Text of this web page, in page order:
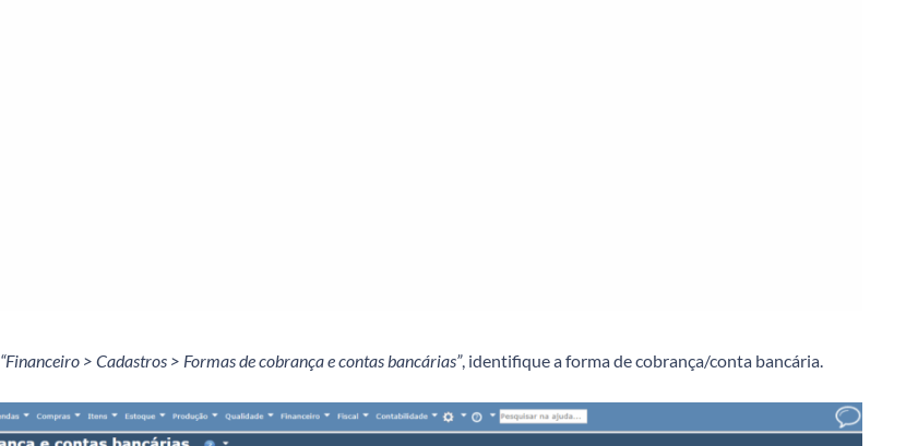
“Financeiro > Cadastros > Formas de cobrança e contas bancárias”, identifique a forma de cobrança/conta bancária.